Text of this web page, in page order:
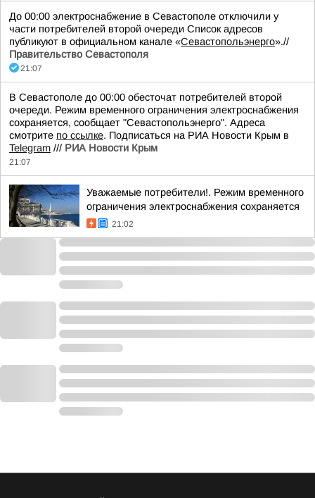
До 00:00 электроснабжение в Севастополе отключили у
части потребителей второй очереди Список адресов
публикуют в официальном канале «Севастопольэнерго».//
Правительство Севастополя
21:07
В Севастополе до 00:00 обесточат потребителей второй
очереди. Режим временного ограничения электроснабжения
сохраняется, сообщает "Севастопольэнерго". Адреса
смотрите по ссылке. Подписаться на РИА Новости Крым в
Telegram /// РИА Новости Крым
21:07
Уважаемые потребители!. Режим временного
ограничения электроснабжения сохраняется
21:02